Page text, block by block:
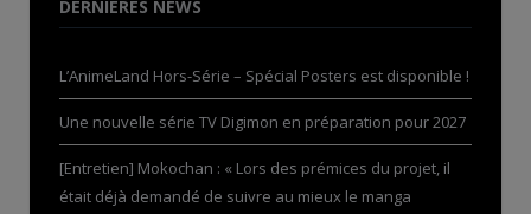
DERNIÈRES NEWS
L’AnimeLand Hors-Série – Spécial Posters est disponible !
Une nouvelle série TV Digimon en préparation pour 2027
[Entretien] Mokochan : « Lors des prémices du projet, il
était déjà demandé de suivre au mieux le manga